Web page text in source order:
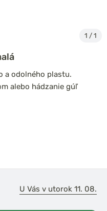
1 / 1
a odolného plastu.
alebo hádzanie gúľ
U Vás v utorok 11. 08.